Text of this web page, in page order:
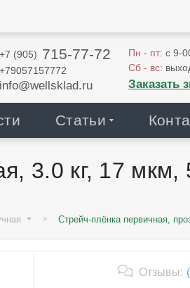
+7 (905) 715-77-72
+79057157772
info@wellsklad.ru
Пн - пт: с 9-
Сб - вс:
Заказать
Статьи
3.0 кг, 17
Стрейч-плёнка первичная,
Отзывы: